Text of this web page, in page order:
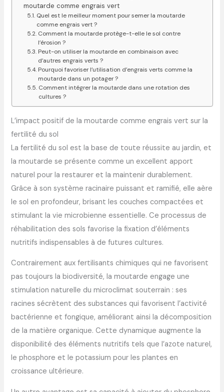
moutarde comme engrais vert
Quel est le meilleur moment pour semer la moutarde
comme engrais vert ?
Comment la moutarde protège-t-elle le sol contre
l’érosion ?
Peut-on utiliser la moutarde en combinaison avec
d’autres engrais verts ?
Pourquoi favoriser l’utilisation d’engrais verts comme la
moutarde dans un potager ?
Comment intégrer la moutarde dans une rotation des
cultures ?
L’impact positif de la moutarde comme engrais vert sur la
fertilité du sol
La fertilité du sol est la base de toute réussite au jardin, et
la moutarde se présente comme un excellent apport
naturel pour la restaurer et la maintenir durablement.
Grâce à son système racinaire puissant et ramifié, elle aère
le sol en profondeur, brisant les couches compactées et
stimulant la vie microbienne essentielle. Ce processus de
réhabilitation des sols favorise la fixation d’éléments
nutritifs indispensables à de futures cultures.
Contrairement aux fertilisants chimiques qui ne favorisent
pas toujours la biodiversité, la moutarde engage une
stimulation naturelle du microclimat souterrain : ses
racines sécrètent des substances qui favorisent l’activité
bactérienne et fongique, améliorant ainsi la décomposition
de la matière organique. Cette dynamique augmente la
disponibilité des éléments nutritifs tels que l’azote naturel,
le phosphore et le potassium pour les plantes en
croissance ultérieure.